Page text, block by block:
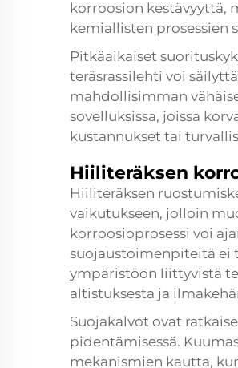
korroosion kestävyyttä,
kemiallisten prosessien
Pitkäaikaiset
teräsrassilehti voi
mahdollisimman
sovelluksissa, joissa
kustannukset tai
Hiiliteräksen
Hiiliteräksen
vaikutukseen, jolloin
korroosioprosessi voi
suojaustoimenpiteitä ei
ympäristöön liittyvistä
altistuksesta ja
Suojakalvot ovat
pidentämisessä.
mekanismien kautta,